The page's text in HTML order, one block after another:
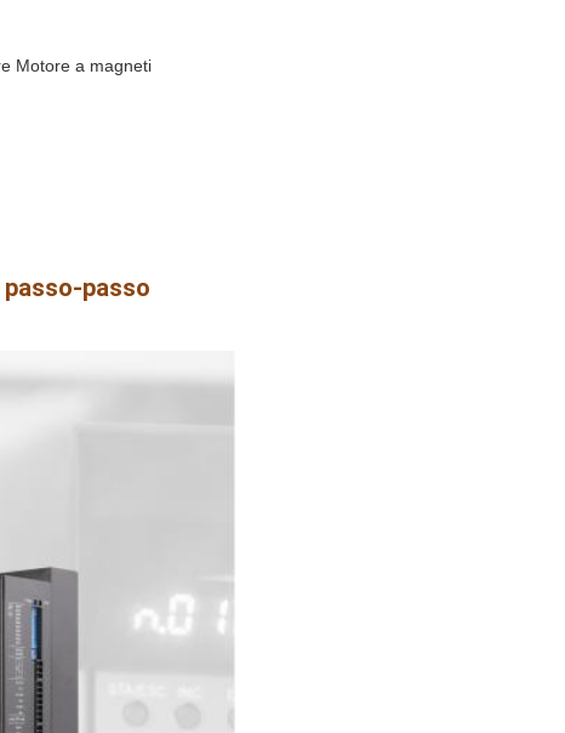
Motore a magneti
passo